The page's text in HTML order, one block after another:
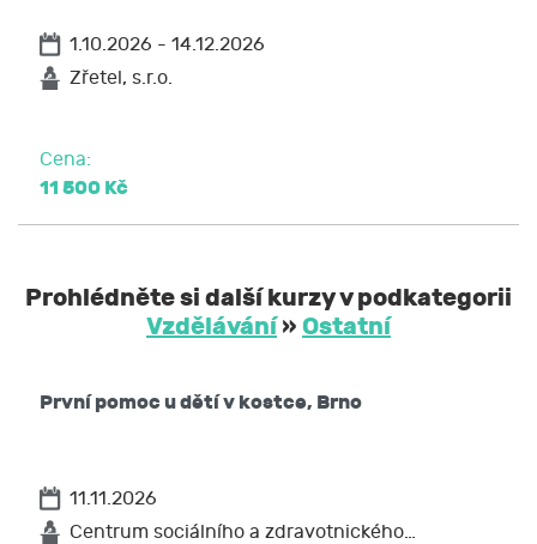
1.10.2026 - 14.12.2026
Zřetel, s.r.o.
Cena:
11 500 Kč
Prohlédněte si další kurzy v podkategorii
Vzdělávání» Ostatní
První pomoc u dětí v kostce, Brno
11.11.2026
Centrum sociálního a zdravotnického…